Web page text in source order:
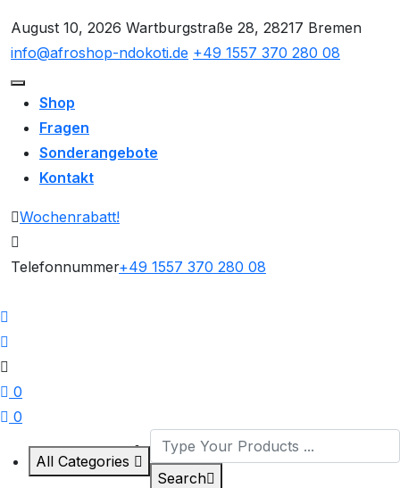
August 10, 2026 Wartburgstraße 28, 28217 Bremen
info@afroshop-ndokoti.de +49 1557 370 280 08
Shop
Fragen
Sonderangebote
Kontakt
Wochenrabatt!
Telefonnummer+49 1557 370 280 08
0
0
All Categories
Search